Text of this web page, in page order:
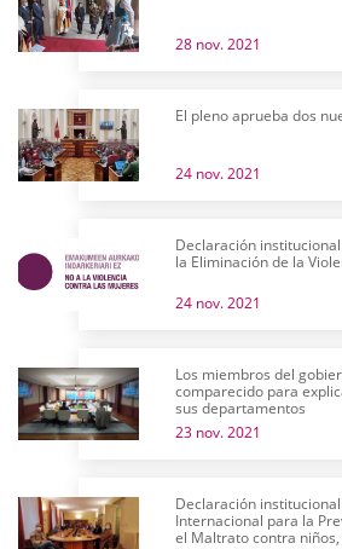
28 nov. 2021
El pleno aprueba dos
24 nov. 2021
Declaración
la Eliminación de la
24 nov. 2021
Los miembros del
comparecido para
sus departamentos
23 nov. 2021
Declaración
Internacional para la
el Maltrato contra